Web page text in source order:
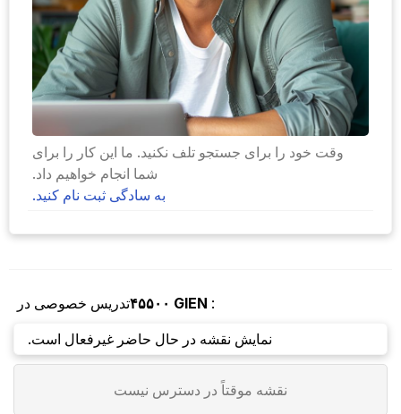
وقت خود را برای جستجو تلف نکنید. ما این کار را برای
شما انجام خواهیم داد.
به سادگی ثبت نام کنید.
تدریس خصوصی در۴۵۵۰۰ GIEN :
نمایش نقشه در حال حاضر غیرفعال است.
نقشه موقتاً در دسترس نیست